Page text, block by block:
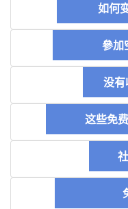
如何
參加
没有
这些免
免